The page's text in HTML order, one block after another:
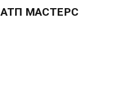
АТП МАСТЕРС